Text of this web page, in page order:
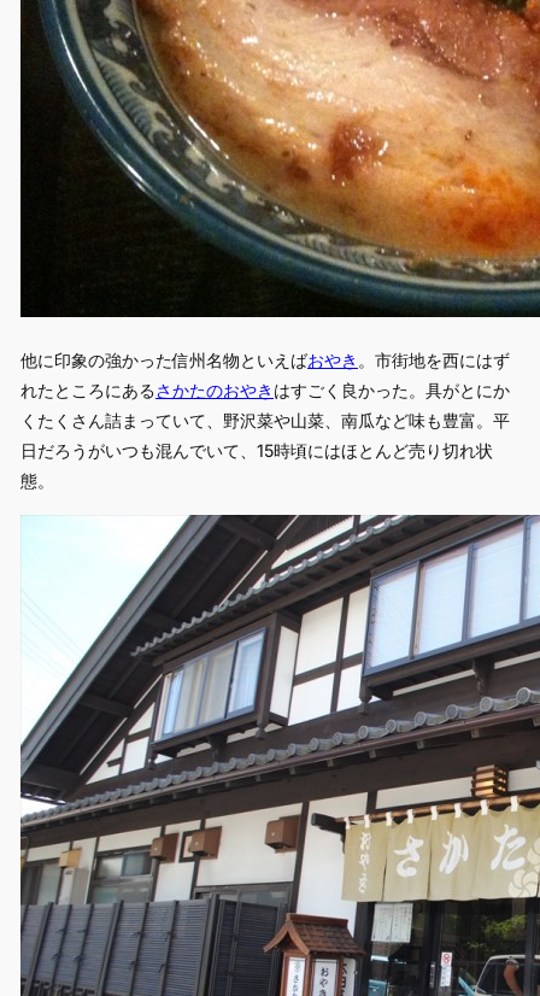
他に印象の強かった信州名物といえばおやき 。市街地を西にはず
れたところにあるさかたのおやき はすごく良かった。具がとにか
くたくさん詰まっていて、野沢菜や山菜、南瓜など味も豊富。平
日だろうがいつも混んでいて、15時頃にはほとんど売り切れ状
態。